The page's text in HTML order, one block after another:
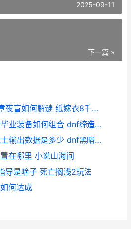
2025-09-11
下一篇 »
纸嫁衣8千子树第一章夜盲如何解谜 纸嫁衣8千子树第五章
DNF17周年庆缔造者毕业装备如何组合 dnf缔造什么时候出的
DNF17周年庆黑暗武士输出数据是多少 dnf黑暗套装怎么获得
在哪里 小说山海间
导是啥子 死亡搁浅2玩法
何达成